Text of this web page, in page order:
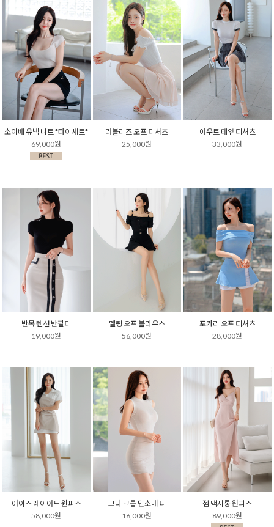
소이베 유넥 니트 *타이세트*
69,000원
러블리즈 오프 티셔츠
25,000원
아우트 테잎 티셔츠
33,000원
반목 텐션 반팔티
19,000원
멜팅 오프 블라우스
56,000원
포카리 오프 티셔츠
28,000원
아이스 레이어드 원피스
58,000원
고다 크롭 민소매 티
16,000원
젬 맥시롱 원피스
89,000원